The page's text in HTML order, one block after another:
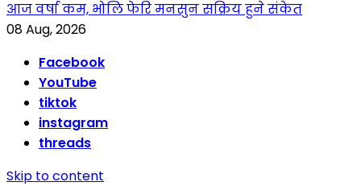
आज वर्षा कम, भोलि फेरि मनसुन सक्रिय हुने संकेत
08 Aug, 2026
Facebook
YouTube
tiktok
instagram
threads
Skip to content